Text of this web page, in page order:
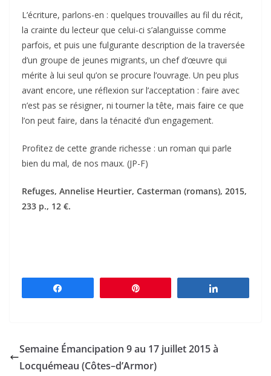
L’écriture, parlons-en : quelques trouvailles au fil du récit,
la crainte du lecteur que celui-ci s’alanguisse comme
parfois, et puis une fulgurante description de la traversée
d’un groupe de jeunes migrants, un chef d’œuvre qui
mérite à lui seul qu’on se procure l’ouvrage. Un peu plus
avant encore, une réflexion sur l’acceptation : faire avec
n’est pas se résigner, ni tourner la tête, mais faire ce que
l’on peut faire, dans la ténacité d’un engagement.
Profitez de cette grande richesse : un roman qui parle
bien du mal, de nos maux. (JP-F)
Refuges, Annelise Heurtier, Casterman (romans), 2015,
233 p., 12 €.
Semaine Émancipation 9 au 17 juillet 2015 à
Locquémeau (Côtes–d’Armor)